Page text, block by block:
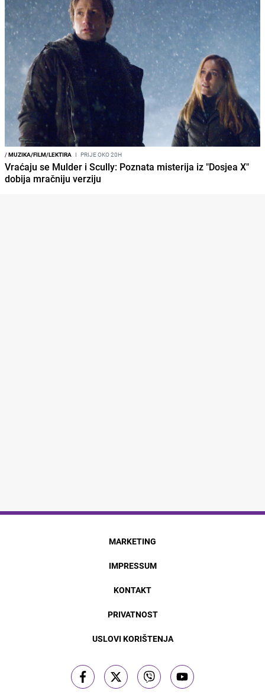
/MUZIKA/FILM/LEKTIRA I PRIJE OKO 20H
Vraćaju se Mulder i Scully: Poznata misterija iz "Dosjea X"
dobija mračniju verziju
MARKETING
IMPRESSUM
KONTAKT
PRIVATNOST
USLOVI KORIŠTENJA